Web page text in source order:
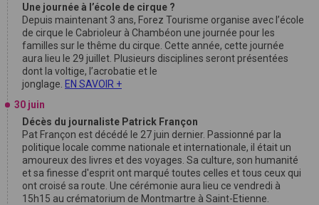
Une journée à l’école de cirque ?
Depuis maintenant 3 ans, Forez Tourisme organise avec l’école
de cirque le Cabrioleur à Chambéon une journée pour les
familles sur le thême du cirque. Cette année, cette journée
aura lieu le 29 juillet. Plusieurs disciplines seront présentées
dont la voltige, l’acrobatie et le
jonglage. EN SAVOIR +
30 juin
Décès du journaliste Patrick Françon
Pat Françon est décédé le 27 juin dernier. Passionné par la
politique locale comme nationale et internationale, il était un
amoureux des livres et des voyages. Sa culture, son humanité
et sa finesse d'esprit ont marqué toutes celles et tous ceux qui
ont croisé sa route. Une cérémonie aura lieu ce vendredi à
15h15 au crématorium de Montmartre à Saint-Etienne.